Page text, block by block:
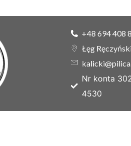
+48 694 408
Łęg
Nr konta
4530